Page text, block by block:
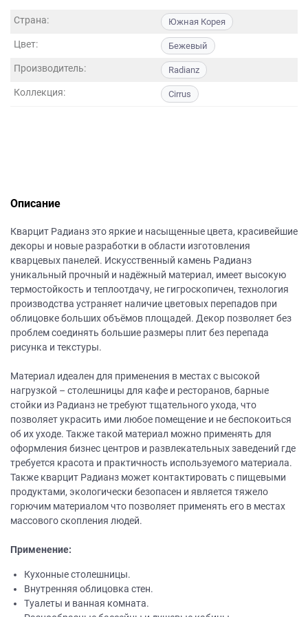
Страна: Южная Корея
Цвет: Бежевый
Производитель: Radianz
Коллекция: Cirrus
Описание
Кварцит Радианз это яркие и насыщенные цвета, красивейшие
декоры и новые разработки в области изготовления
кварцевых панелей. Искусственный камень Радианз
уникальный прочный и надёжный материал, имеет высокую
термостойкость и теплоотдачу, не гигроскопичен, технология
производства устраняет наличие цветовых перепадов при
облицовке больших объёмов площадей. Декор позволяет без
проблем соединять большие размеры плит без перепада
рисунка и текстуры.
Материал идеален для применения в местах с высокой
нагрузкой – столешницы для кафе и ресторанов, барные
стойки из Радианз не требуют тщательного ухода, что
позволяет украсить ими любое помещение и не беспокоиться
об их уходе. Также такой материал можно применять для
оформления бизнес центров и развлекательных заведений где
требуется красота и практичность используемого материала.
Также кварцит Радианз может контактировать с пищевыми
продуктами, экологически безопасен и является тяжело
горючим материалом что позволяет применять его в местах
массового скопления людей.
Применение:
Кухонные столешницы.
Внутренняя облицовка стен.
Туалеты и ванная комната.